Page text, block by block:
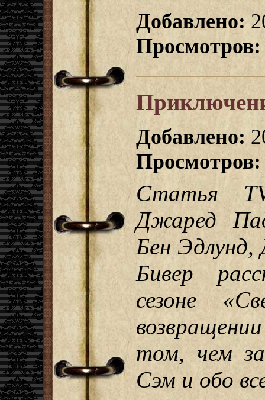
Добавлено:
Просмотров:
Добавлено:
Просмотров:
Статья
Джаред
Бен
Бивер
сезоне
том, чем
Сэм и обо